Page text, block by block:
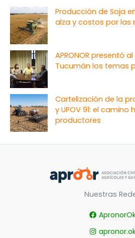
Producción de Soja
alza y costos por las
APRONOR presentó
Tucumán los temas
Cartelización de la
y UPOV 91: el
productores
Nuestras